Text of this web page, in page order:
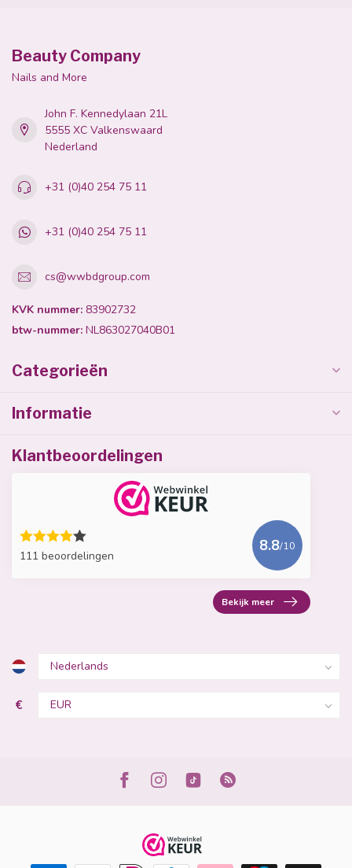
Beauty Company
Nails and More
John F. Kennedylaan 21L
5555 XC Valkenswaard
Nederland
+31 (0)40 254 75 11
+31 (0)40 254 75 11
cs@wwbdgroup.com
KVK nummer: 83902732
btw-nummer: NL863027040B01
Categorieën
Informatie
Klantbeoordelingen
111 beoordelingen
8.8/10
Bekijk meer
€